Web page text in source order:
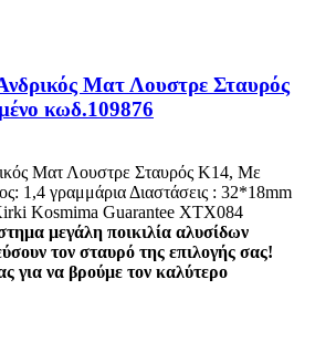
Ματ Λουστρε Σταυρός
κωδ.109876
Ματ Λουστρε Σταυρός Κ14, Με
1,4 γραμμάρια Διαστάσεις : 32*18mm
Kosmima Guarantee ΧΤΧ084
μεγάλη ποικιλία αλυσίδων
τον σταυρό της επιλογής σας!
για να βρούμε τον καλύτερο